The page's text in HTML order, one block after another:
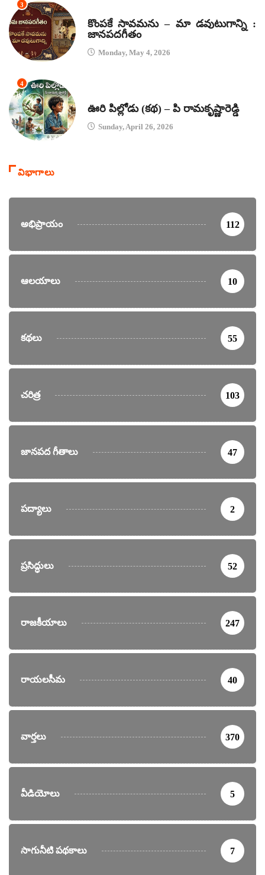
3
కొంపకే సావమను – మా డవుటుగాన్ని :
జానపదగీతం
Monday, May 4, 2026
4
ఊరి పిల్లోడు (కథ) – పి రామకృష్ణారెడ్డి
Sunday, April 26, 2026
విభాగాలు
అభిప్రాయం 112
ఆలయాలు 10
కథలు 55
చరిత్ర 103
జానపద గీతాలు 47
పద్యాలు 2
ప్రసిద్ధులు 52
రాజకీయాలు 247
రాయలసీమ 40
వార్తలు 370
వీడియోలు 5
సాగునీటి పథకాలు 7